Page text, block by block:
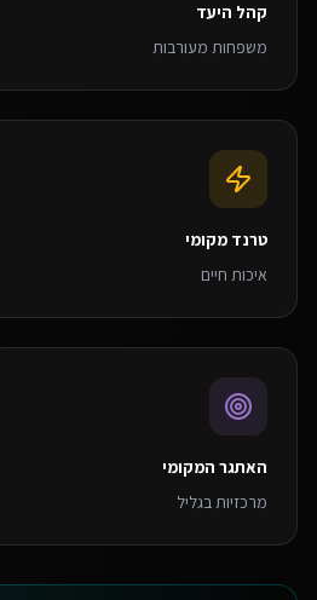
קהל היעד
משפחות מעורבות
טרנד מקומי
איכות חיים
האתגר המקומי
מרכזיות בגליל